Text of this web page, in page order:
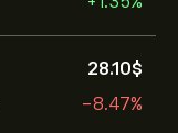
28.10‎$‎
-8.47%